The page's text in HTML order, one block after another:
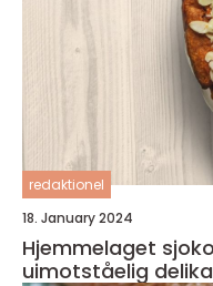
redaktionel
18. January 2024
Hjemmelaget
uimotståelig